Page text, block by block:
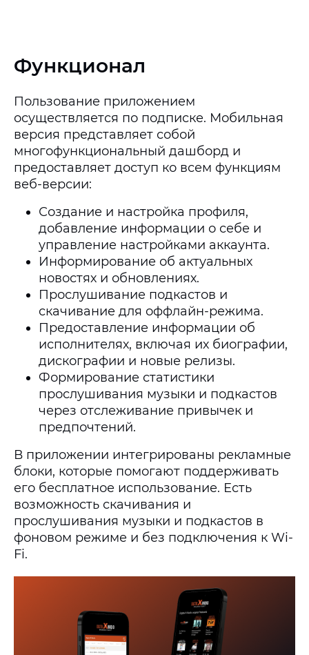
Функционал
Пользование приложением
осуществляется по подписке. Мобильная
версия представляет собой
многофункциональный дашборд и
предоставляет доступ ко всем функциям
веб-версии:
Создание и настройка профиля,
добавление информации о себе и
управление настройками аккаунта.
Информирование об актуальных
новостях и обновлениях.
Прослушивание подкастов и
скачивание для оффлайн-режима.
Предоставление информации об
исполнителях, включая их биографии,
дискографии и новые релизы.
Формирование статистики
прослушивания музыки и подкастов
через отслеживание привычек и
предпочтений.
В приложении интегрированы рекламные
блоки, которые помогают поддерживать
его бесплатное использование. Есть
возможность скачивания и
прослушивания музыки и подкастов в
фоновом режиме и без подключения к Wi-
Fi.